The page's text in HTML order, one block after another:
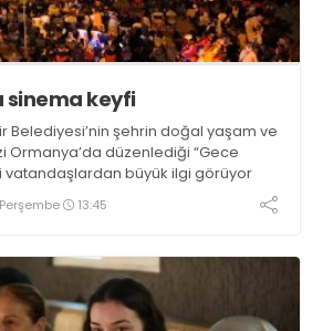
sinema keyfi
Belediyesi’nin şehrin doğal yaşam ve
Ormanya’da düzenlediği “Gece
vatandaşlardan büyük ilgi görüyor
13:45